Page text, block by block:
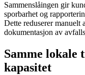
Sammenslåingen gir
sporbarhet og
Dette reduserer
dokumentasjon av
Samme lokale
kapasitet